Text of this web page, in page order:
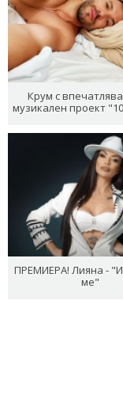
Крум с
музикален проект
ПРЕМИЕРА! Лияна -
ме"